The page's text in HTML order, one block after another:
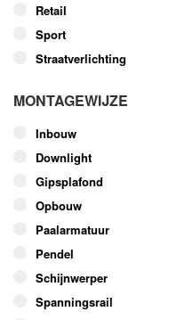
Retail
Sport
Straatverlichting
MONTAGEWIJZE
Inbouw
Downlight
Gipsplafond
Opbouw
Paalarmatuur
Pendel
Schijnwerper
Spanningsrail